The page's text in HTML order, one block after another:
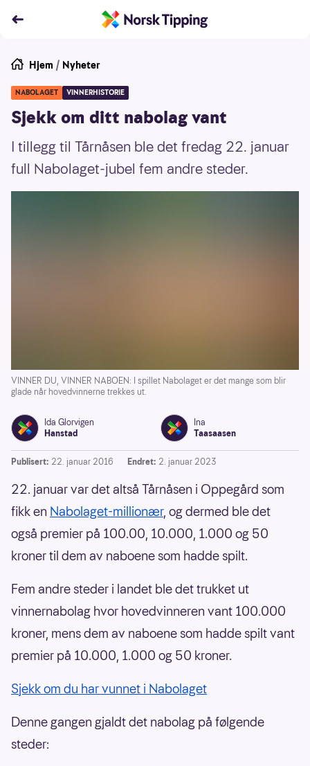
Hjem / Nyheter
NABOLAGET VINNERHISTORIE
Sjekk om ditt nabolag vant
I tillegg til Tårnåsen ble det fredag 22. januar
full Nabolaget-jubel fem andre steder.
VINNER DU, VINNER NABOEN: I spillet Nabolaget er det mange som blir
glade når hovedvinnerne trekkes ut.
Ida Glorvigen
Hanstad
Ina
Taasaasen
Publisert: 22. januar 2016 Endret: 2. januar 2023
22. januar var det altså Tårnåsen i Oppegård som
fikk en Nabolaget-millionær, og dermed ble det
også premier på 100.00, 10.000, 1.000 og 50
kroner til dem av naboene som hadde spilt.
Fem andre steder i landet ble det trukket ut
vinnernabolag hvor hovedvinneren vant 100.000
kroner, mens dem av naboene som hadde spilt vant
premier på 10.000, 1.000 og 50 kroner.
Sjekk om du har vunnet i Nabolaget
Denne gangen gjaldt det nabolag på følgende
steder: